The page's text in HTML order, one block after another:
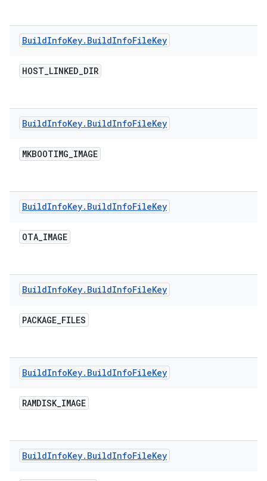
BuildInfoKey. BuildInfoFileKey
HOST_LINKED_DIR
BuildInfoKey. BuildInfoFileKey
MKBOOTIMG_IMAGE
BuildInfoKey. BuildInfoFileKey
OTA_IMAGE
BuildInfoKey. BuildInfoFileKey
PACKAGE_FILES
BuildInfoKey. BuildInfoFileKey
RAMDISK_IMAGE
BuildInfoKey. BuildInfoFileKey